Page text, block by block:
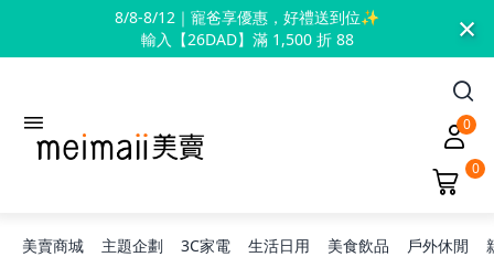
8/8-8/12｜寵爸享優惠，好禮送到位✨
輸入【26DAD】滿 1,500 折 88
×
0
0
美賣商城 主題企劃 3C家電 生活日用 美食飲品 戶外休閒